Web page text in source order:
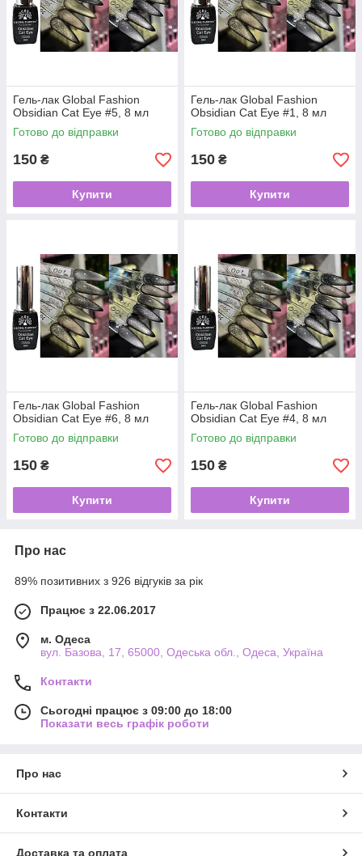
Гель-лак Global Fashion
Obsidian Cat Eye #5, 8 мл
Готово до відправки
150 ₴
Купити
Гель-лак Global Fashion
Obsidian Cat Eye #1, 8 мл
Готово до відправки
150 ₴
Купити
Гель-лак Global Fashion
Obsidian Cat Eye #6, 8 мл
Готово до відправки
150 ₴
Купити
Гель-лак Global Fashion
Obsidian Cat Eye #4, 8 мл
Готово до відправки
150 ₴
Купити
Про нас
89% позитивних з 926 відгуків за рік
Працює з 22.06.2017
м. Одеса
вул. Базова, 17, 65000, Одеська обл., Одеса, Україна
Контакти
Сьогодні працює з 09:00 до 18:00
Показати весь графік роботи
Про нас
Контакти
Доставка та оплата